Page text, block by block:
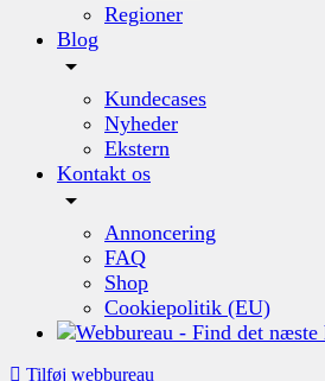
Regioner
Blog
Kundecases
Nyheder
Ekstern
Kontakt os
Annoncering
FAQ
Shop
Cookiepolitik (EU)
Tilføj webbureau